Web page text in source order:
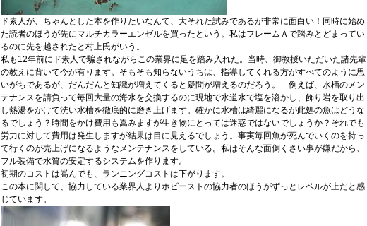
ド素人が、ちゃんとした本を作りたいなんて、大それた試みであるが非常に面白い！同時に始め
た読者のほうが先にマルチカラーエンゼルを買ったという。私はフレームＡで踏みとどまってい
るのに先を越されたと村上氏がいう。
私も12年前にド素人で騙されながらこの業界に足を踏み入れた。当時、御教授いただいた諸先輩
の教えに背いて今が有ります。そもそも知らないうちは、指導してくれる方がすべてのように思
いがちであるが、だんだんと知識が増えてくると疑問が増えるのだろう。 例えば、水槽のメン
テナンスを請負って毎回大量の海水を交換するのに現地で水道水で塩を溶かし、飾り岩を取り出
し熱湯をかけて洗い水槽を徹底的に磨き上げます。確かに水槽は綺麗になるが此処の魚はどうな
るでしょう？時間をかけ費用も嵩みますが生き物にとっては迷惑ではないでしょうか？それでも
労力に対して費用は発生しますが結果は目に見えるでしょう。事実毎回魚が死んでいくのを持っ
て行くのが売上げになるようなメンテナンスをしている。私はそんな面倒くさい事が嫌だから、
フル装備で水質の安定するシステムを作ります。
初期のコストは嵩んでも、ランニングコストは下がります。
この本に関して、協力している業界人よりホビーストの協力者のほうがずっとレベルが上だと感
じています。